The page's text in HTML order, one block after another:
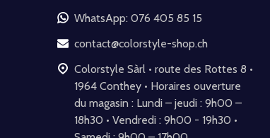
WhatsApp: 076 405 85 15
contact@colorstyle-shop.ch
Colorstyle Sàrl • route des Rottes 8 •
1964 Conthey • Horaires ouverture
du magasin : Lundi – jeudi : 9h00 –
18h30 • Vendredi : 9h00 - 19h30 •